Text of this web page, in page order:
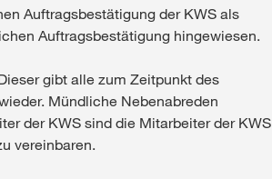
Auftragsbestätigung der KWS als
Auftragsbestätigung hingewiesen.
gibt alle zum Zeitpunkt des
Mündliche Nebenabreden
der KWS sind die Mitarbeiter der KWS
vereinbaren.